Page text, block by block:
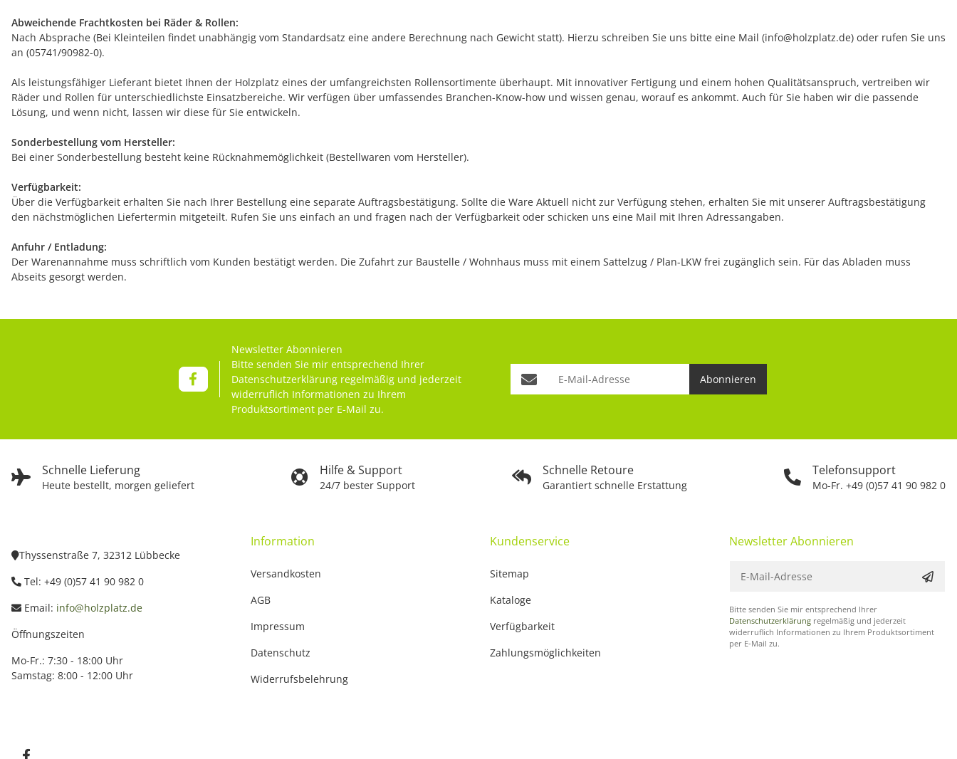
Abweichende Frachtkosten bei Räder & Rollen:
Nach Absprache (Bei Kleinteilen findet unabhängig vom Standardsatz eine andere Berechnung nach Gewicht statt). Hierzu schreiben Sie uns bitte eine Mail (info@holzplatz.de) oder rufen Sie uns
an (05741/90982-0).
Als leistungsfähiger Lieferant bietet Ihnen der Holzplatz eines der umfangreichsten Rollensortimente überhaupt. Mit innovativer Fertigung und einem hohen Qualitätsanspruch, vertreiben wir
Räder und Rollen für unterschiedlichste Einsatzbereiche. Wir verfügen über umfassendes Branchen-Know-how und wissen genau, worauf es ankommt. Auch für Sie haben wir die passende
Lösung, und wenn nicht, lassen wir diese für Sie entwickeln.
Sonderbestellung vom Hersteller:
Bei einer Sonderbestellung besteht keine Rücknahmemöglichkeit (Bestellwaren vom Hersteller).
Verfügbarkeit:
Über die Verfügbarkeit erhalten Sie nach Ihrer Bestellung eine separate Auftragsbestätigung. Sollte die Ware Aktuell nicht zur Verfügung stehen, erhalten Sie mit unserer Auftragsbestätigung
den nächstmöglichen Liefertermin mitgeteilt. Rufen Sie uns einfach an und fragen nach der Verfügbarkeit oder schicken uns eine Mail mit Ihren Adressangaben.
Anfuhr / Entladung:
Der Warenannahme muss schriftlich vom Kunden bestätigt werden. Die Zufahrt zur Baustelle / Wohnhaus muss mit einem Sattelzug / Plan-LKW frei zugänglich sein. Für das Abladen muss
Abseits gesorgt werden.
Schnelle Lieferung
Heute bestellt, morgen geliefert
Hilfe & Support
24/7 bester Support
Schnelle Retoure
Garantiert schnelle Erstattung
Telefonsupport
Mo-Fr. +49 (0)57 41 90 982 0
Newsletter Abonnieren
Bitte senden Sie mir entsprechend Ihrer
Datenschutzerklärung regelmäßig und jederzeit
widerruflich Informationen zu Ihrem
Produktsortiment per E-Mail zu.
Abonnieren
Thyssenstraße 7, 32312 Lübbecke
Tel: +49 (0)57 41 90 982 0
Email: info@holzplatz.de
Öffnungszeiten
Mo-Fr.: 7:30 - 18:00 Uhr
Samstag: 8:00 - 12:00 Uhr
Information
Versandkosten
AGB
Impressum
Datenschutz
Widerrufsbelehrung
Kundenservice
Sitemap
Kataloge
Verfügbarkeit
Zahlungsmöglichkeiten
Newsletter Abonnieren
Bitte senden Sie mir entsprechend Ihrer
Datenschutzerklärung regelmäßig und jederzeit
widerruflich Informationen zu Ihrem Produktsortiment
per E-Mail zu.